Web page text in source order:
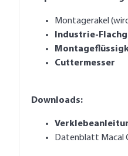
Montagerakel
Industrie-
Cuttermesser
Downloads:
Datenblatt Macal